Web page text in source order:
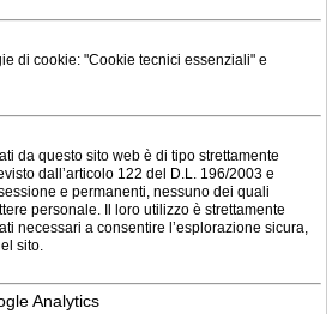
di cookie: "Cookie tecnici essenziali" e
da questo sito web è di tipo strettamente
dall’articolo 122 del D.L. 196/2003 e
e permanenti, nessuno dei quali
personale. Il loro utilizzo è strettamente
necessari a consentire l’esplorazione sicura,
sito.
Analytics